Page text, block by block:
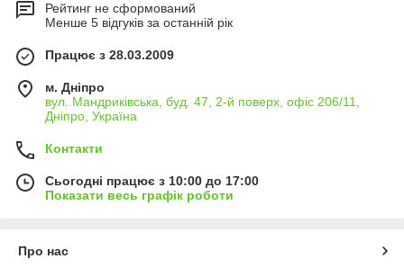
Рейтинг не сформований
Менше 5 відгуків за останній рік
Працює з 28.03.2009
м. Дніпро
вул. Мандриківська, буд. 47, 2-й поверх, офіс 206/11,
Дніпро, Україна
Контакти
Сьогодні працює з 10:00 до 17:00
Показати весь графік роботи
Про нас